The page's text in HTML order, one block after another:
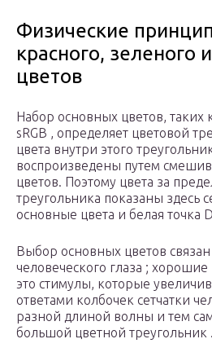
Физические
красного, зеленого
цветов
Набор основных цветов, таких
sRGB , определяет цветовой
цвета внутри этого
воспроизведены путем
цветов. Поэтому цвета за
треугольника показаны здесь
основные цвета и белая точка
Выбор основных цветов
человеческого глаза ;
это стимулы, которые
ответами колбочек сетчатки
разной длиной волны и тем
большой цветной треугольник .